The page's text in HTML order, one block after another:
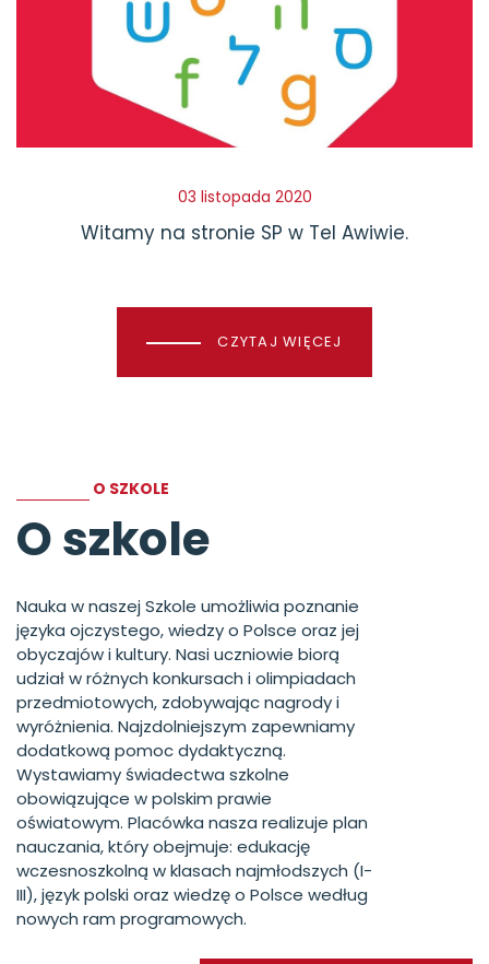
03 listopada 2020
Witamy na stronie SP w Tel Awiwie.
CZYTAJ WIĘCEJ
O SZKOLE
O szkole
Nauka w naszej Szkole umożliwia poznanie
języka ojczystego, wiedzy o Polsce oraz jej
obyczajów i kultury. Nasi uczniowie biorą
udział w różnych konkursach i olimpiadach
przedmiotowych, zdobywając nagrody i
wyróżnienia. Najzdolniejszym zapewniamy
dodatkową pomoc dydaktyczną.
Wystawiamy świadectwa szkolne
obowiązujące w polskim prawie
oświatowym. Placówka nasza realizuje plan
nauczania, który obejmuje: edukację
wczesnoszkolną w klasach najmłodszych (I-
III), język polski oraz wiedzę o Polsce według
nowych ram programowych.